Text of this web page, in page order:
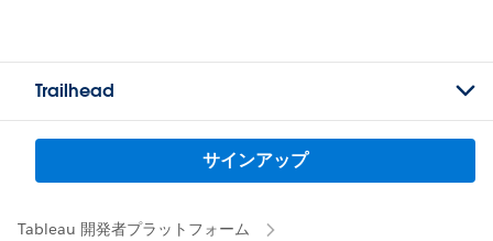
Trailhead
サインアップ
Tableau 開発者プラットフォーム